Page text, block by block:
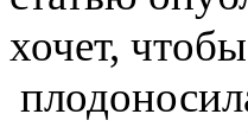
хочет,